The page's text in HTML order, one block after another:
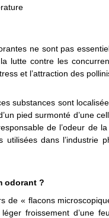
ne sont pas
lutte contre les
et l’attraction des
substances sont
pied surmonté d’une
de l’odeur de
utilisées dans l’industrie
odorant ?
de « flacons
froissement d’une